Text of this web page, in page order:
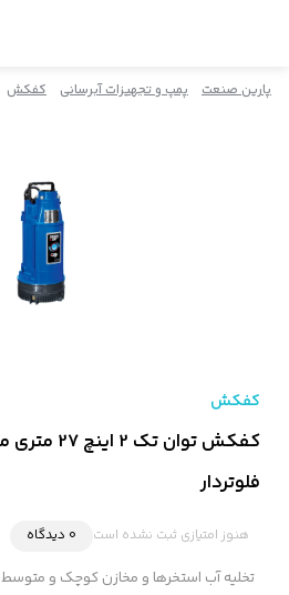
پارین صنعت پمپ و تجهیزات آبرسانی کفکش
کفکش
فلوتردار
هنوز امتیازی ثبت نشده است 0 دیدگاه
تخلیه آب استخرها و مخازن کوچک و متوسط